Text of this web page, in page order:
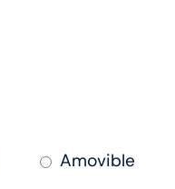
Amovible